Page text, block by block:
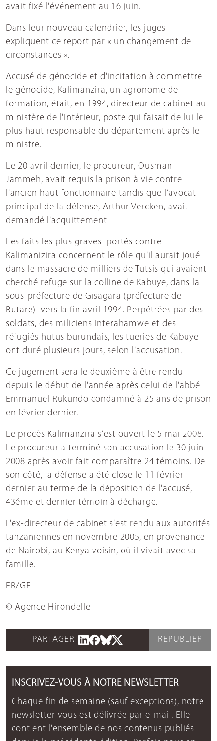
avait fixé l'événement au 16 juin.
Dans leur nouveau calendrier, les juges
expliquent ce report par « un changement de
circonstances ».
Accusé de génocide et d'incitation à commettre
le génocide, Kalimanzira, un agronome de
formation, était, en 1994, directeur de cabinet au
ministère de l'Intérieur, poste qui faisait de lui le
plus haut responsable du département après le
ministre.
Le 20 avril dernier, le procureur, Ousman
Jammeh, avait requis la prison à vie contre
l'ancien haut fonctionnaire tandis que l'avocat
principal de la défense, Arthur Vercken, avait
demandé l'acquittement.
Les faits les plus graves portés contre
Kalimanizira concernent le rôle qu'il aurait joué
dans le massacre de milliers de Tutsis qui avaient
cherché refuge sur la colline de Kabuye, dans la
sous-préfecture de Gisagara (préfecture de
Butare) vers la fin avril 1994. Perpétrées par des
soldats, des miliciens Interahamwe et des
réfugiés hutus burundais, les tueries de Kabuye
ont duré plusieurs jours, selon l'accusation.
Ce jugement sera le deuxième à être rendu
depuis le début de l'année après celui de l'abbé
Emmanuel Rukundo condamné à 25 ans de prison
en février dernier.
Le procès Kalimanzira s'est ouvert le 5 mai 2008.
Le procureur a terminé son accusation le 30 juin
2008 après avoir fait comparaître 24 témoins. De
son côté, la défense a été close le 11 février
dernier au terme de la déposition de l'accusé,
43éme et dernier témoin à décharge.
L'ex-directeur de cabinet s'est rendu aux autorités
tanzaniennes en novembre 2005, en provenance
de Nairobi, au Kenya voisin, où il vivait avec sa
famille.
ER/GF
© Agence Hirondelle
PARTAGER REPUBLIER
INSCRIVEZ-VOUS À NOTRE NEWSLETTER
Chaque fin de semaine (sauf exceptions), notre
newsletter vous est délivrée par e-mail. Elle
contient l'ensemble de nos contenus publiés